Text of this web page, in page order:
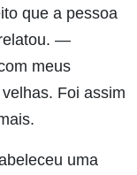
que a pessoa
—
meus
Foi assim
uma